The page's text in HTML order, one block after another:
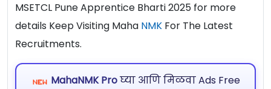
MSETCL Pune Apprentice Bharti 2025 for more
details Keep Visiting Maha NMK For The Latest
Recruitments.
MahaNMK Proघ्या आणि मिळवा Ads Free